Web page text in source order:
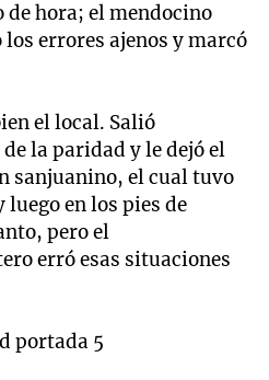
hora; el mendocino
errores ajenos y marcó
el local. Salió
la paridad y le dejó el
sanjuanino, el cual tuvo
luego en los pies de
pero el
erró esas situaciones